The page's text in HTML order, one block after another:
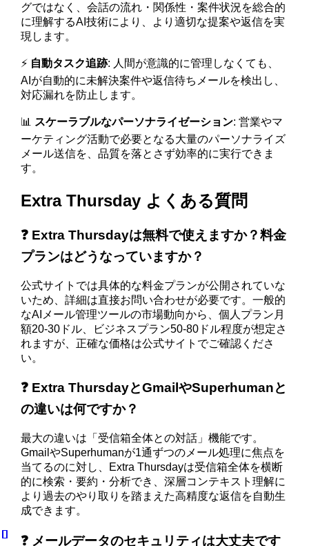
グではなく、会話の流れ・関係性・案件状況を総合的
に理解するAI技術により、より適切な提案や返信を実
現します。
⚡ 自動タスク追跡: 人間が意識的に管理しなくても、
AIが自動的に未解決案件や返信待ちメールを検出し、
対応漏れを防止します。
📊 スケーラブルなパーソナライゼーション: 営業やマ
ーケティング活動で必要となる大量のパーソナライズ
メール送信を、品質を落とさず効率的に実行できま
す。
Extra Thursday よくある質問
❓ Extra Thursdayは無料で使えますか？料金
プランはどうなっていますか？
公式サイトでは具体的な料金プランが公開されていな
いため、詳細は直接お問い合わせが必要です。一般的
なAIメール管理ツールの市場動向から、個人プラン月
額20-30ドル、ビジネスプラン50-80ドル程度が想定さ
れますが、正確な価格は公式サイトでご確認くださ
い。
❓ Extra ThursdayとGmailやSuperhumanと
の違いは何ですか？
最大の違いは「受信箱全体との対話」機能です。
GmailやSuperhumanが1通ずつのメール処理に焦点を
当てるのに対し、Extra Thursdayは受信箱全体を横断
的に検索・要約・分析でき、深層コンテキスト理解に
より過去のやり取りを踏まえた高精度な返信を自動生
成できます。
❓ メールデータのセキュリティは大丈夫です